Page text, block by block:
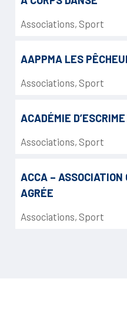
Associations, Sport
AAPPMA LES
Associations, Sport
ACADÉMIE
Associations, Sport
ACCA – ASSOCIATION
AGRÉE
Associations, Sport